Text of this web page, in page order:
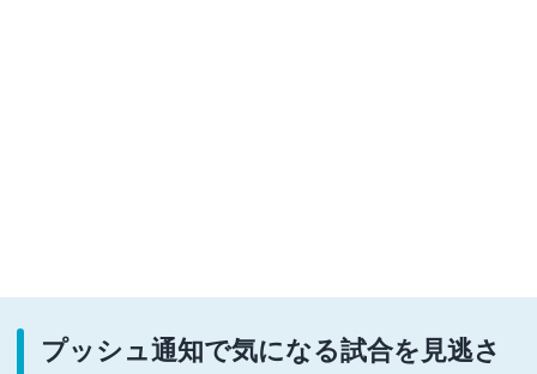
プッシュ通知で気になる試合を見逃さ